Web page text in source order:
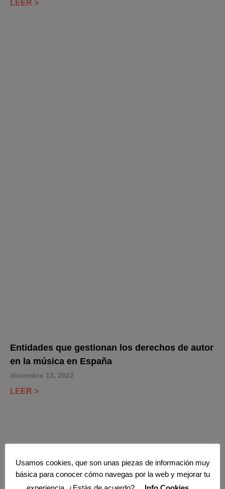
LEER >
Entidades que gestionan los derechos de autor
en la música en España
diciembre 13, 2022
LEER >
Usamos cookies, que son unas piezas de información muy
básica para conocer cómo navegas por la web y mejorar tu